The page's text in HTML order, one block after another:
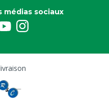
médias sociaux